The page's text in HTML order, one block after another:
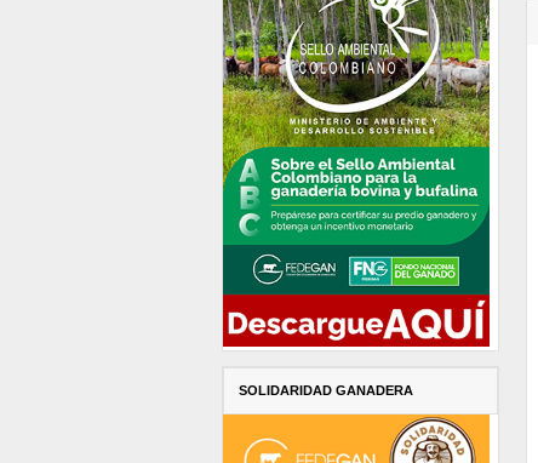
SOLIDARIDAD GANADERA